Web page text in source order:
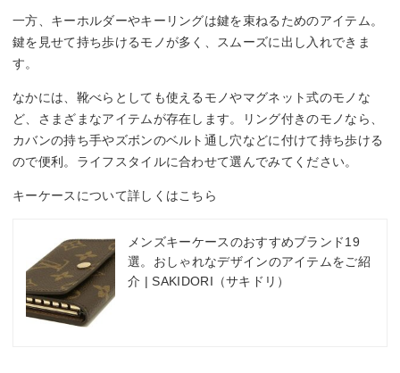
一方、キーホルダーやキーリングは鍵を束ねるためのアイテム。
鍵を見せて持ち歩けるモノが多く、スムーズに出し入れできま
す。
なかには、靴べらとしても使えるモノやマグネット式のモノな
ど、さまざまなアイテムが存在します。リング付きのモノなら、
カバンの持ち手やズボンのベルト通し穴などに付けて持ち歩ける
ので便利。ライフスタイルに合わせて選んでみてください。
キーケースについて詳しくはこちら
メンズキーケースのおすすめブランド19
選。おしゃれなデザインのアイテムをご紹
介 | SAKIDORI（サキドリ）